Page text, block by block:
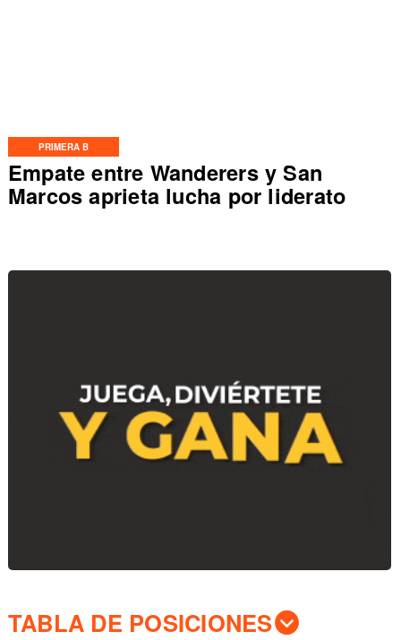
PRIMERA B
Empate entre Wanderers y San
Marcos aprieta lucha por liderato
TABLA DE POSICIONES